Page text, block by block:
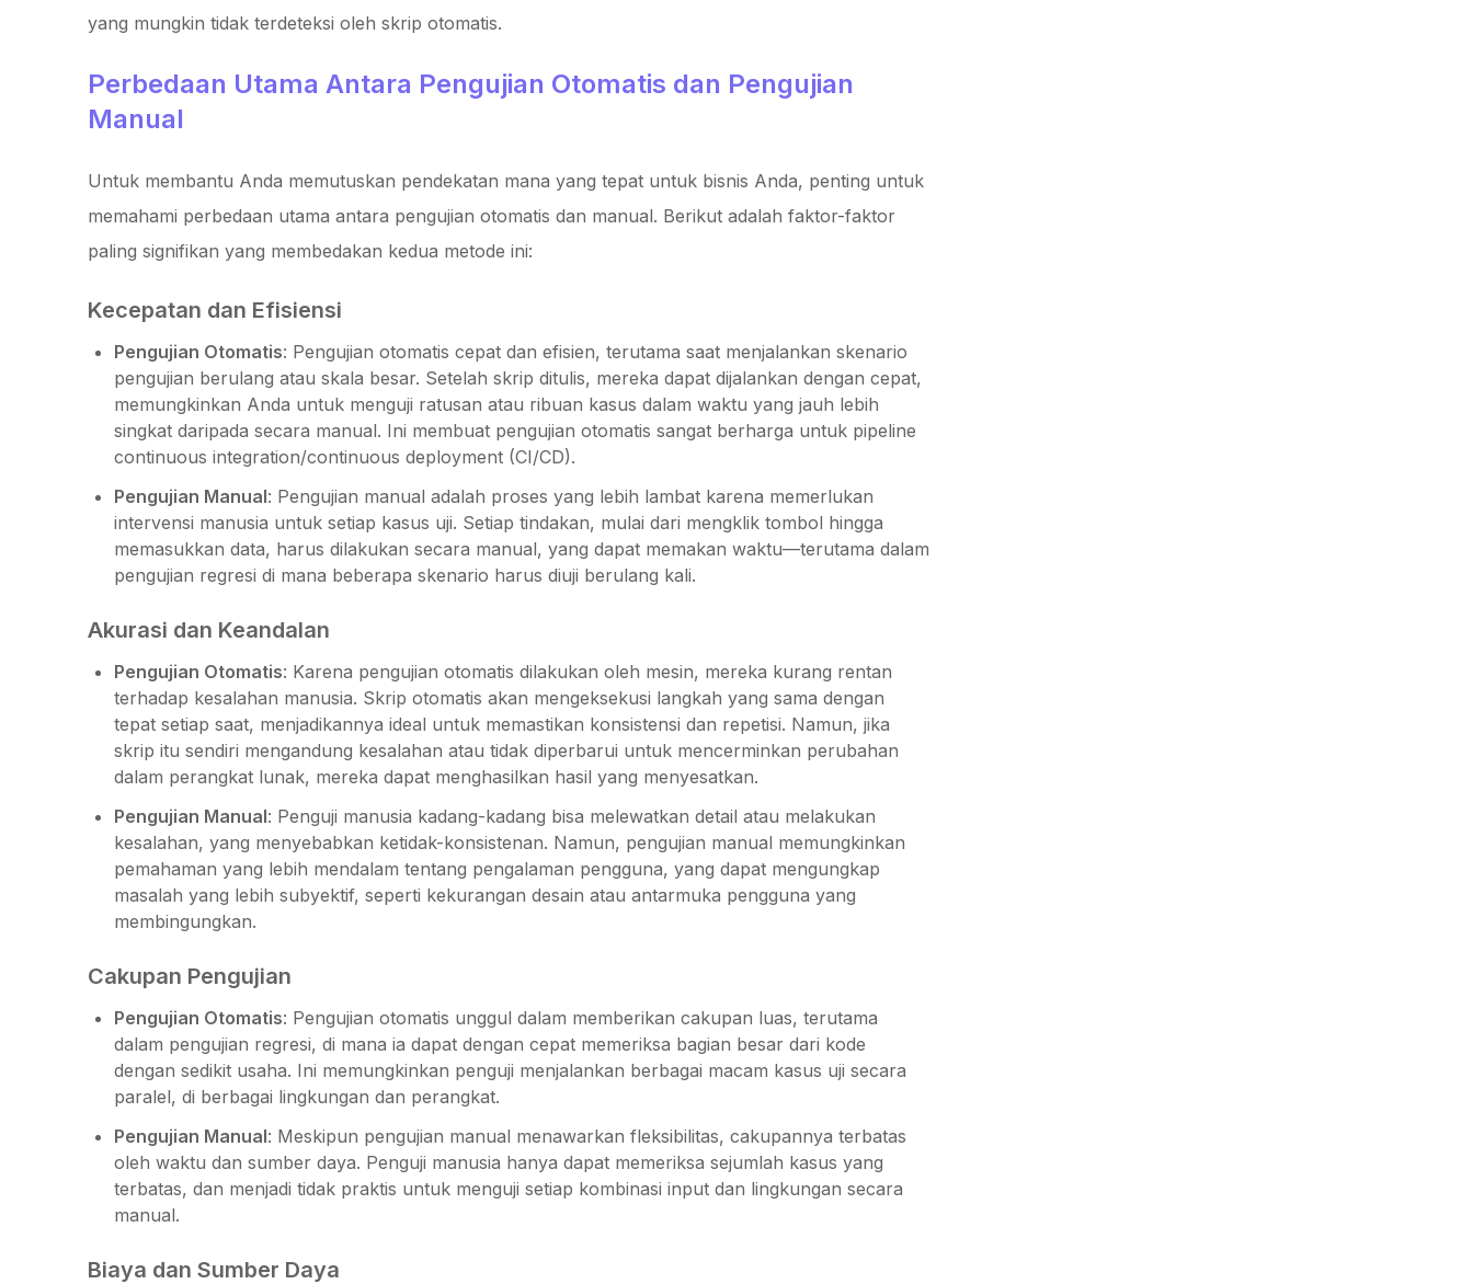
yang mungkin tidak terdeteksi oleh skrip otomatis.
Perbedaan Utama Antara Pengujian Otomatis dan Pengujian
Manual
Untuk membantu Anda memutuskan pendekatan mana yang tepat untuk bisnis Anda, penting untuk
memahami perbedaan utama antara pengujian otomatis dan manual. Berikut adalah faktor-faktor
paling signifikan yang membedakan kedua metode ini:
Kecepatan dan Efisiensi
Pengujian Otomatis: Pengujian otomatis cepat dan efisien, terutama saat menjalankan skenario
pengujian berulang atau skala besar. Setelah skrip ditulis, mereka dapat dijalankan dengan cepat,
memungkinkan Anda untuk menguji ratusan atau ribuan kasus dalam waktu yang jauh lebih
singkat daripada secara manual. Ini membuat pengujian otomatis sangat berharga untuk pipeline
continuous integration/continuous deployment (CI/CD).
Pengujian Manual: Pengujian manual adalah proses yang lebih lambat karena memerlukan
intervensi manusia untuk setiap kasus uji. Setiap tindakan, mulai dari mengklik tombol hingga
memasukkan data, harus dilakukan secara manual, yang dapat memakan waktu—terutama dalam
pengujian regresi di mana beberapa skenario harus diuji berulang kali.
Akurasi dan Keandalan
Pengujian Otomatis: Karena pengujian otomatis dilakukan oleh mesin, mereka kurang rentan
terhadap kesalahan manusia. Skrip otomatis akan mengeksekusi langkah yang sama dengan
tepat setiap saat, menjadikannya ideal untuk memastikan konsistensi dan repetisi. Namun, jika
skrip itu sendiri mengandung kesalahan atau tidak diperbarui untuk mencerminkan perubahan
dalam perangkat lunak, mereka dapat menghasilkan hasil yang menyesatkan.
Pengujian Manual: Penguji manusia kadang-kadang bisa melewatkan detail atau melakukan
kesalahan, yang menyebabkan ketidak-konsistenan. Namun, pengujian manual memungkinkan
pemahaman yang lebih mendalam tentang pengalaman pengguna, yang dapat mengungkap
masalah yang lebih subyektif, seperti kekurangan desain atau antarmuka pengguna yang
membingungkan.
Cakupan Pengujian
Pengujian Otomatis: Pengujian otomatis unggul dalam memberikan cakupan luas, terutama
dalam pengujian regresi, di mana ia dapat dengan cepat memeriksa bagian besar dari kode
dengan sedikit usaha. Ini memungkinkan penguji menjalankan berbagai macam kasus uji secara
paralel, di berbagai lingkungan dan perangkat.
Pengujian Manual: Meskipun pengujian manual menawarkan fleksibilitas, cakupannya terbatas
oleh waktu dan sumber daya. Penguji manusia hanya dapat memeriksa sejumlah kasus yang
terbatas, dan menjadi tidak praktis untuk menguji setiap kombinasi input dan lingkungan secara
manual.
Biaya dan Sumber Daya